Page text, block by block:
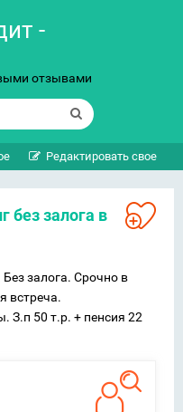
-
отзывами
Редактировать свое
залога. Срочно в
встреча.
З.п 50 т.р. + пенсия 22